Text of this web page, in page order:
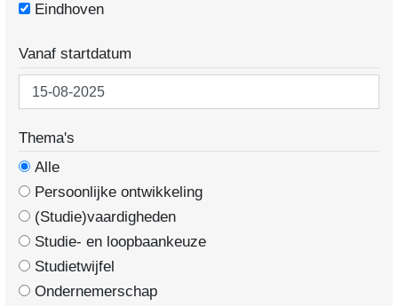
Eindhoven
Vanaf startdatum
Thema's
Alle
Persoonlijke ontwikkeling
(Studie)vaardigheden
Studie- en loopbaankeuze
Studietwijfel
Ondernemerschap